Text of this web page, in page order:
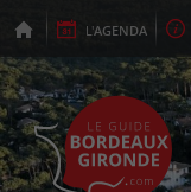
L'AGENDA